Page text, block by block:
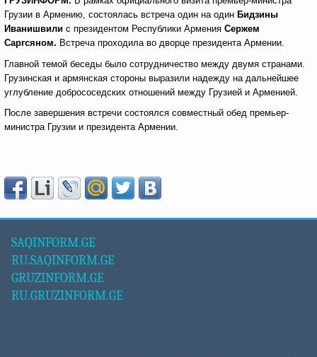
Грузии в Армению, состоялась встреча один на один Бидзины
Иванишвили с президентом Республики Армения Сержем
Саргсяном. Встреча проходила во дворце президента Армении.
Главной темой беседы было сотрудничество между двумя странами.
Грузинская и армянская стороны выразили надежду на дальнейшее
углубление добрососедских отношений между Грузией и Арменией.
После завершения встречи состоялся совместный обед премьер-
министра Грузии и президента Армении.
SAQINFORM.GE
RU.SAQINFORM.GE
GRUZINFORM.GE
RU.GRUZINFORM.GE